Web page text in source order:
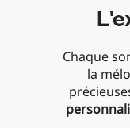
Chaque
la